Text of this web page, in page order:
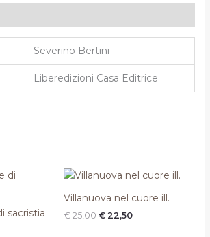
Severino Bertini
Liberedizioni Casa Editrice
sacristia
Villanuova nel cuore ill.
€25,00
Il
originale
€ 25,00.
€ 22,50
Il
attuale
€ 22,50.